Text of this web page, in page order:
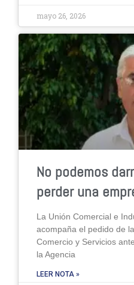
mayo 26, 2026
No podemos
perder una
La Unión Comercial e
acompaña el pedido de
Comercio y Servicios
la Agencia
LEER NOTA »